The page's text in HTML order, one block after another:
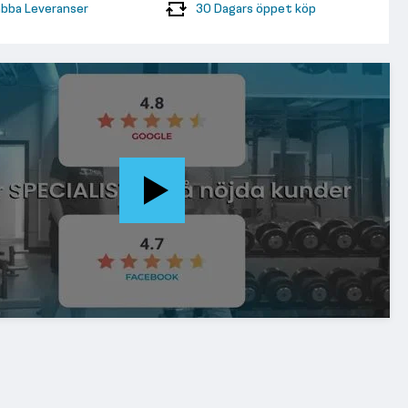
Leveranser 30 Dagars öppet köp